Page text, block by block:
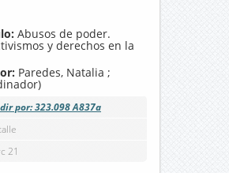
Abusos de poder.
y derechos en la
Paredes, Natalia ;
por: 323.098 A837a
21